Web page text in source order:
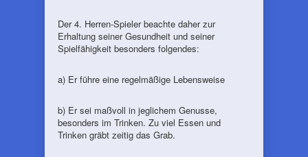
Der 4. Herren-Spieler beachte daher zur
Erhaltung seiner Gesundheit und seiner
Spielfähigkeit besonders folgendes:
a) Er führe eine regelmäßige Lebensweise
b) Er sei maßvoll in jeglichem Genusse,
besonders im Trinken. Zu viel Essen und
Trinken gräbt zeitig das Grab.